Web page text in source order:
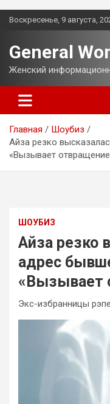
Перейти
Воскресенье, 9 августа,
General
Женский
Главная
Шоубиз
Айза резко
«Вызывает
ШОУБИЗ
Айза резко
адрес
«Вызывает
Экс-избранницы